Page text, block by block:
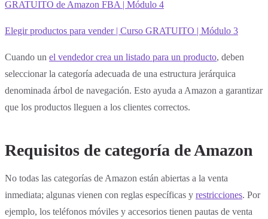
GRATUITO de Amazon FBA | Módulo 4
Elegir productos para vender | Curso GRATUITO | Módulo 3
Cuando un el vendedor crea un listado para un producto, deben
seleccionar la categoría adecuada de una estructura jerárquica
denominada árbol de navegación. Esto ayuda a Amazon a garantizar
que los productos lleguen a los clientes correctos.
Requisitos de categoría de Amazon
No todas las categorías de Amazon están abiertas a la venta
inmediata; algunas vienen con reglas específicas y restricciones. Por
ejemplo, los teléfonos móviles y accesorios tienen pautas de venta